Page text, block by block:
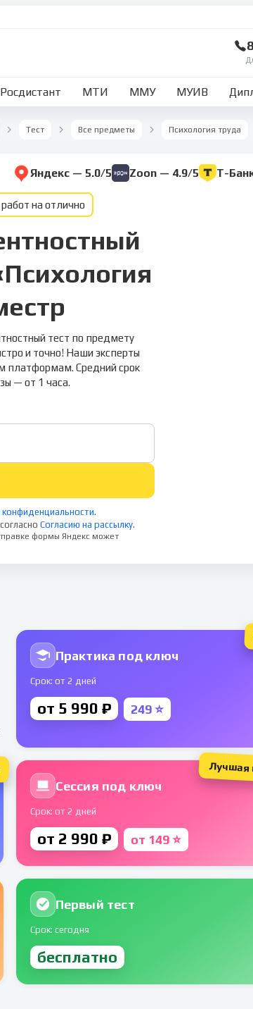
Росдистант МТИ ММУ МУИВ
Тест Все предметы Психология труда
Яндекс — 5.0/5 Zoon — 4.9/5 Т-
на отлично
тест по предмету
и точно! Наши эксперты
платформам. Средний срок
— от 1 часа.
.
Согласию на рассылку.
формы Яндекс может
Практика под ключ
Срок: от 2 дней
от 5 990 ₽ 249 ⭐
Сессия под ключ
Срок: от 2 дней
от 2 990 ₽ от 149 ⭐
Лучшая
Первый тест
Срок: сегодня
бесплатно